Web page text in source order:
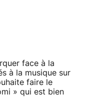
face à la
à la musique sur
faire le
» qui est bien